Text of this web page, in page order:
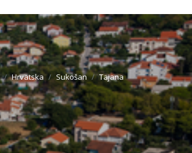
Hrvatska Sukošan Tajana